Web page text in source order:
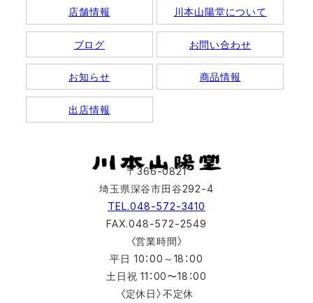
〒366-0821
埼玉県深谷市田谷292-4
TEL.048-572-3410
FAX.048-572-2549
〈営業時間〉
平日 10：00～18：00
土日祝 11：00〜18：00
〈定休日〉不定休
店舗情報 川本山陽堂について
ブログ お問い合わせ
お知らせ 商品情報
出店情報